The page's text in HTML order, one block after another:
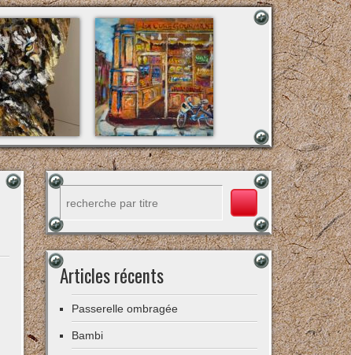
Articles récents
Passerelle ombragée
Bambi